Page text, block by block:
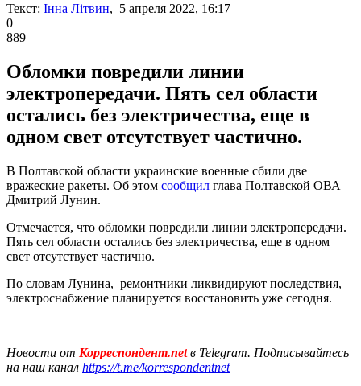
Текст: Інна Літвин, 5 апреля 2022, 16:17
0
889
Обломки повредили линии
электропередачи. Пять сел области
остались без электричества, еще в
одном свет отсутствует частично.
В Полтавской области украинские военные сбили две
вражеские ракеты. Об этом сообщил глава Полтавской ОВА
Дмитрий Лунин.
Отмечается, что обломки повредили линии электропередачи.
Пять сел области остались без электричества, еще в одном
свет отсутствует частично.
По словам Лунина, ремонтники ликвидируют последствия,
электроснабжение планируется восстановить уже сегодня.
Новости от Корреспондент.netв Telegram. Подписывайтесь
на наш канал https://t.me/korrespondentnet